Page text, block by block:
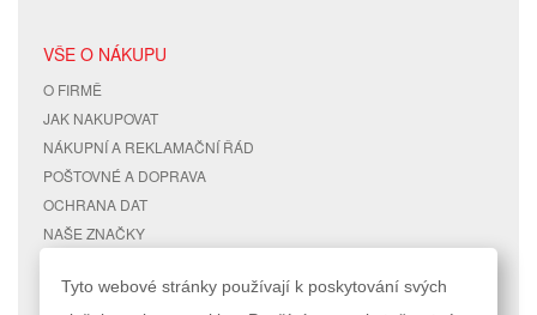
VŠE O NÁKUPU
O FIRMĚ
JAK NAKUPOVAT
NÁKUPNÍ A REKLAMAČNÍ ŘÁD
POŠTOVNÉ A DOPRAVA
OCHRANA DAT
NAŠE ZNAČKY
Tyto webové stránky používají k poskytování svých